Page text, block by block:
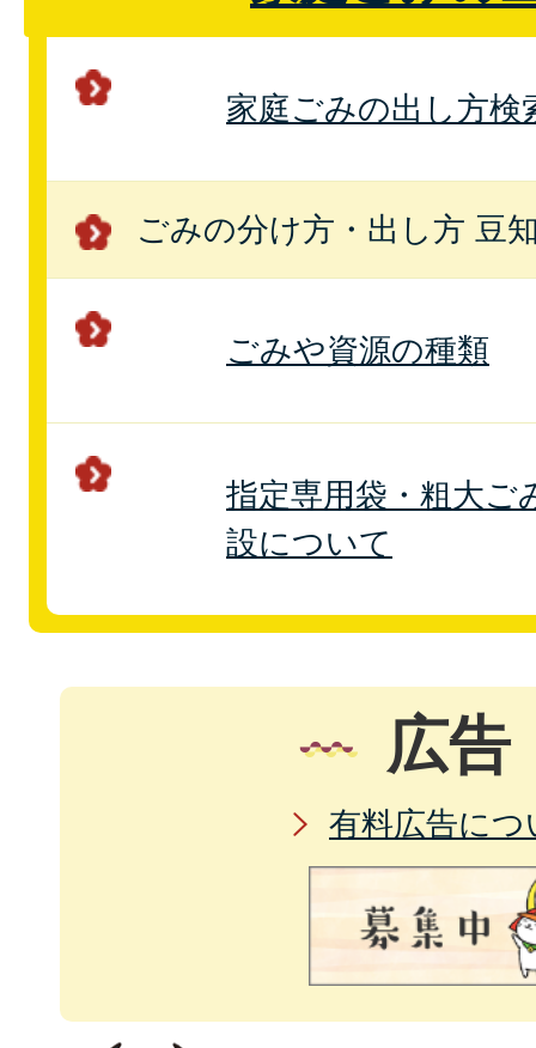
家庭ごみの出し方検
ごみの分け方・出し方 豆
ごみや資源の種類
指定専用袋・粗大ご
設について
広告
有料広告につ